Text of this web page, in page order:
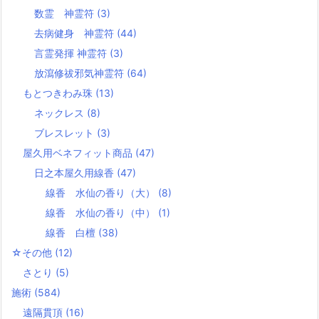
数霊 神霊符 (3)
去病健身 神霊符 (44)
言霊発揮 神霊符 (3)
放瀉修祓邪気神霊符 (64)
もとつきわみ珠 (13)
ネックレス (8)
ブレスレット (3)
屋久用ベネフィット商品 (47)
日之本屋久用線香 (47)
線香 水仙の香り（大） (8)
線香 水仙の香り（中） (1)
線香 白檀 (38)
☆その他 (12)
さとり (5)
施術 (584)
遠隔貫頂 (16)